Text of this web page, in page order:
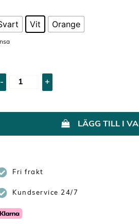
Vit Orange
- +
LÄGG TILL I
Fri frakt
Kundservice 24/7